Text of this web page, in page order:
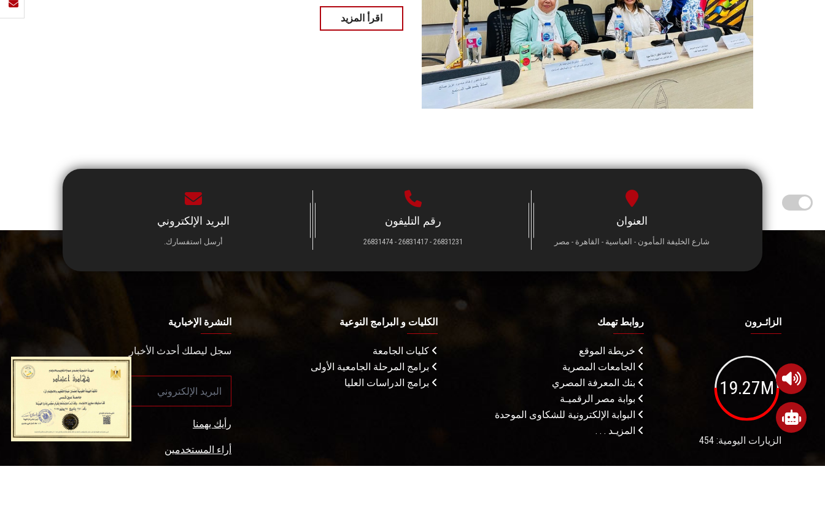
اقرأ المزيد
العنوان
شارع الخليفة المأمون - العباسية - القاهرة - مصر
رقم التليفون
26831231 - 26831417 - 26831474
البريد الإلكتروني
أرسل استفسارك.
الزائـرون
19.27M
الزيارات اليومية: 454
روابط تهمك
خريطة الموقع
الجامعات المصرية
بنك المعرفة المصري
بوابة مصر الرقميـة
البوابة الإلكترونية للشكاوى الموحدة
المزيـد . . .
الكليات و البرامج النوعية
كليات الجامعة
برامج المرحلة الجامعية الأولى
برامج الدراسات العليا
النشرة الإخبارية
سجل ليصلك أحدث الأخبار
رأيك يهمنا
أراء المستخدمين